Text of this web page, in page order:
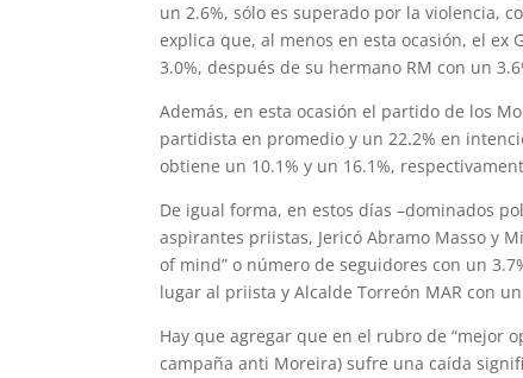
un 2.6%, sólo es superado por la violencia,
explica que, al menos en esta ocasión, el
3.0%, después de su hermano RM con un
Además, en esta ocasión el partido de los
partidista en promedio y un 22.2% en
obtiene un 10.1% y un 16.1%,
De igual forma, en estos días –dominados
aspirantes priistas, Jericó Abramo Masso y
of mind” o número de seguidores con un
lugar al priista y Alcalde Torreón MAR con
Hay que agregar que en el rubro de “mejor
campaña anti Moreira) sufre una caída